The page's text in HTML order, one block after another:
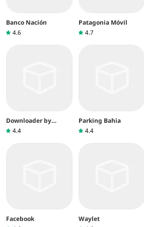
Banco Nación
4.6
Patagonia Móvil
4.7
Downloader by
AFTVnews
4.4
Parking Bahia
4.4
Facebook
Waylet